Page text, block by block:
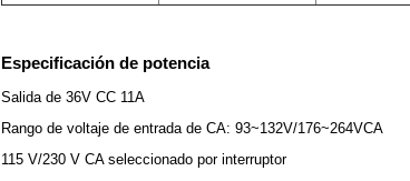
Especificación de potencia
Salida de 36V CC 11A
Rango de voltaje de entrada de CA: 93~132V/176~264VCA
115 V/230 V CA seleccionado por interruptor